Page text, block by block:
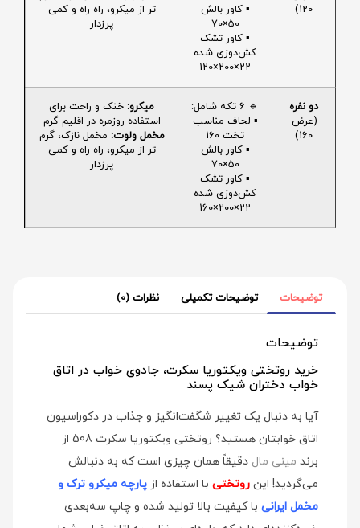
120)
▪️ کاور بالش
50×70
▪️ کاور تشک
کش‌دوزی شده
22×200×120
تر از میکرو، راه راه و کمی
پرزدار
دو نفره
(عرض
160)
🔹 6 تکه شامل:
▪️ لحاف مناسب
تخت 160
▪️ کاور بالش
50×70
▪️ کاور تشک
کش‌دوزی شده
22×200×160
میکرو: خنک و راحت برای
استفاده روزمره در اقلیم گرم
مخمل ولوت: مخمل نازک، گرم
تر از میکرو، راه راه و کمی
پرزدار
توضیحات توضیحات تکمیلی نظرات (0)
توضیحات
خرید روتختی ویکتوریا سکرت، جادوی خواب در اتاق
خواب دختران شیک پسند
آیا به دنبال یک تغییر شگفت‌انگیز و جذاب در دکوراسیون
اتاق خوابتان هستید؟ روتختی ویکتوریا سکرت 508 از
برند مینی مال دقیقاً همان چیزی است که به دنبالش
می‌گردید! این روتختی با استفاده از پارچه میکرو ترک و
مخمل ایرانی با کیفیت بالا تولید شده و چاپ سه‌بعدی